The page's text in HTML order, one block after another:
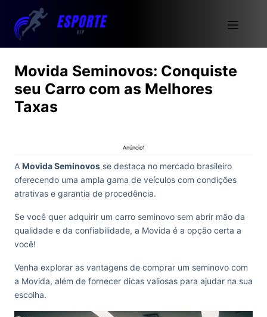
Movida Seminovos: Conquiste
seu Carro com as Melhores
Taxas
Anúncio1
A Movida Seminovos se destaca no mercado brasileiro
oferecendo uma ampla gama de veículos com condições
atrativas e garantia de procedência.
Se você quer adquirir um carro seminovo sem abrir mão da
qualidade e da confiabilidade, a Movida é a opção certa a
você!
Venha explorar as vantagens de comprar um seminovo com
a Movida, além de fornecer dicas valiosas para ajudar na sua
escolha.